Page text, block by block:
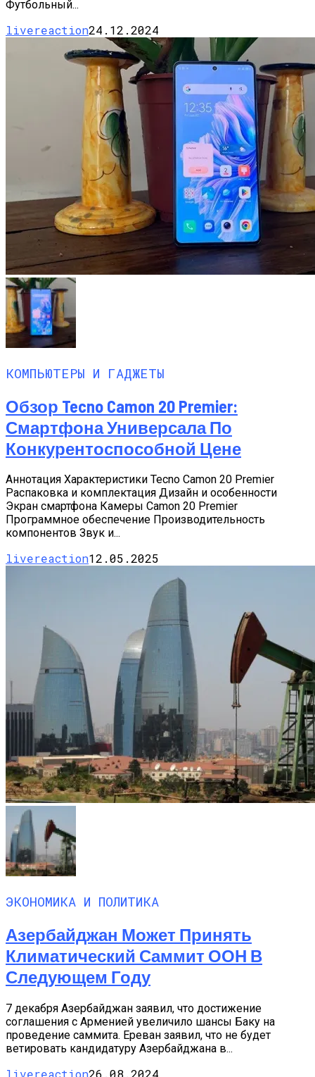
Футбольный...
livereaction24.12.2024
КОМПЬЮТЕРЫ И ГАДЖЕТЫ
Обзор Tecno Camon 20 Premier:
Смартфона Универсала По
Конкурентоспособной Цене
Аннотация Характеристики Tecno Camon 20 Premier
Распаковка и комплектация Дизайн и особенности
Экран смартфона Камеры Camon 20 Premier
Программное обеспечение Производительность
компонентов Звук и...
livereaction12.05.2025
ЭКОНОМИКА И ПОЛИТИКА
Азербайджан Может Принять
Климатический Саммит ООН В
Следующем Году
7 декабря Азербайджан заявил, что достижение
соглашения с Арменией увеличило шансы Баку на
проведение саммита. Ереван заявил, что не будет
ветировать кандидатуру Азербайджана в...
livereaction26.08.2024